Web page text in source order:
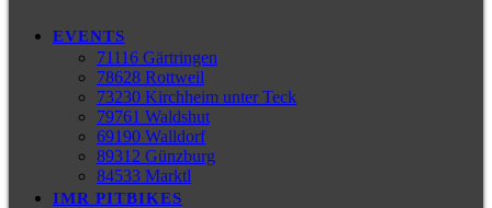
EVENTS
71116 Gärtringen
78628 Rottweil
73230 Kirchheim unter Teck
79761 Waldshut
69190 Walldorf
89312 Günzburg
84533 Marktl
IMR PITBIKES